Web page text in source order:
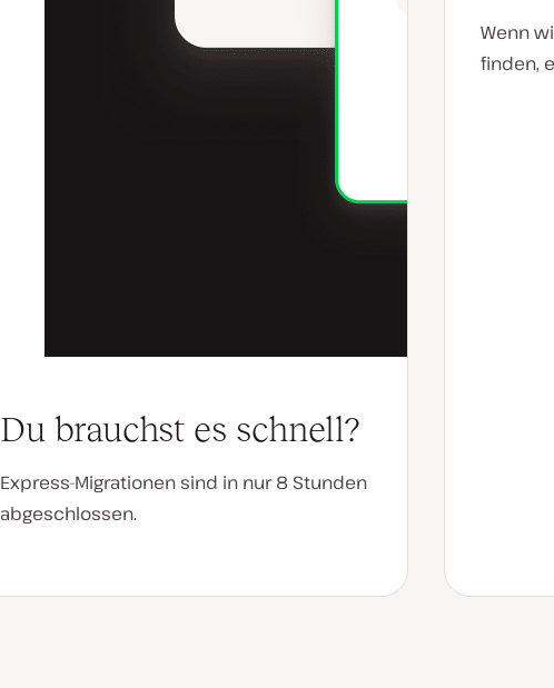
Du brauchst es schnell?
Express-Migrationen sind in nur 8 Stunden
abgeschlossen.
Wenn
finden,